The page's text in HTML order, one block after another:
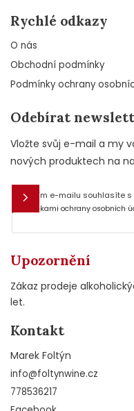
Rychlé odkazy
O nás
Obchodní podmínky
Podmínky ochrany
Odebírat
Vložte svůj e-mail a my
nových produktech na
E-mail
Vložením e-mailu souhlasíte s
podmínkami ochrany osobních
Upozornění
Zákaz prodeje
let.
Kontakt
Marek Foltýn
info@foltynwine.cz
778536217